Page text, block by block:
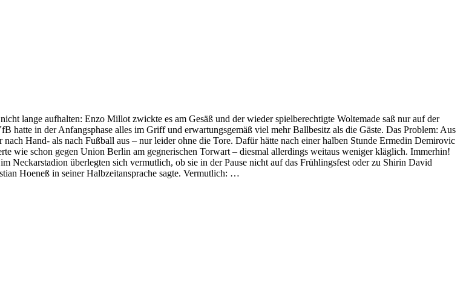
lange aufhalten: Enzo Millot zwickte es am Gesäß und der wieder spielberechtigte Woltemade saß nur auf der
hatte in der Anfangsphase alles im Griff und erwartungsgemäß viel mehr Ballbesitz als die Gäste. Das Problem: Aus
Hand- als nach Fußball aus – nur leider ohne die Tore. Dafür hätte nach einer halben Stunde Ermedin Demirovic
wie schon gegen Union Berlin am gegnerischen Torwart – diesmal allerdings weitaus weniger kläglich. Immerhin!
Neckarstadion überlegten sich vermutlich, ob sie in der Pause nicht auf das Frühlingsfest oder zu Shirin David
Hoeneß in seiner Halbzeitansprache sagte. Vermutlich: …